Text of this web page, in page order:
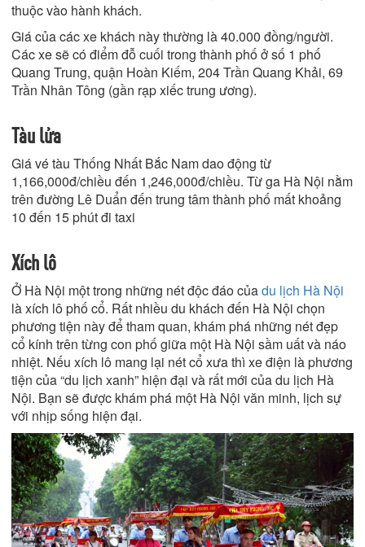
thuộc vào hành khách.
Giá của các xe khách này thường là 40.000 đồng/người.
Các xe sẽ có điểm đỗ cuối trong thành phố ở số 1 phố
Quang Trung, quận Hoàn Kiếm, 204 Trần Quang Khải, 69
Trần Nhân Tông (gần rạp xiếc trung ương).
Tàu lửa
Giá vé tàu Thống Nhất Bắc Nam dao động từ
1,166,000đ/chiều đến 1,246,000đ/chiều. Từ ga Hà Nội nằm
trên đường Lê Duẩn đến trung tâm thành phố mất khoảng
10 đến 15 phút đi taxi
Xích lô
Ở Hà Nội một trong những nét độc đáo củadu lịch Hà Nội
là xích lô phố cổ. Rất nhiều du khách đến Hà Nội chọn
phương tiện này để tham quan, khám phá những nét đẹp
cổ kính trên từng con phố giữa một Hà Nội sầm uất và náo
nhiệt. Nếu xích lô mang lại nét cổ xưa thì xe điện là phương
tiện của “du lịch xanh” hiện đại và rất mới của du lịch Hà
Nội. Bạn sẽ được khám phá một Hà Nội văn minh, lịch sự
với nhịp sống hiện đại.